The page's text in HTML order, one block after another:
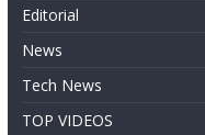
Editorial
News
Tech News
TOP VIDEOS